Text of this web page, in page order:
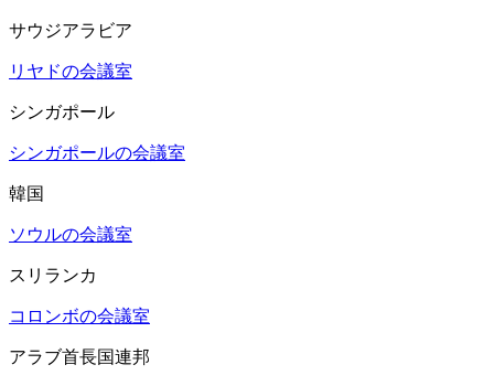
サウジアラビア
リヤドの会議室
シンガポール
シンガポールの会議室
韓国
ソウルの会議室
スリランカ
コロンボの会議室
アラブ首長国連邦